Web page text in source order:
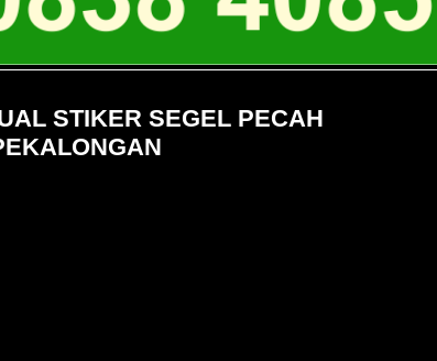
STIKER SEGEL PECAH